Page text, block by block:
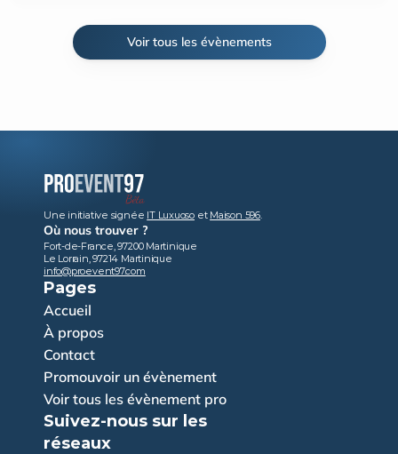
Voir tous les évènements
Une initiative signée IT Luxuoso et Maison 596.
Où nous trouver ?
Fort-de-France, 97200 Martinique
Le Lorrain, 97214 Martinique
info@proevent97.com
Pages
Accueil
À propos
Contact
Promouvoir un évènement
Voir tous les évènement pro
Suivez-nous sur les
réseaux